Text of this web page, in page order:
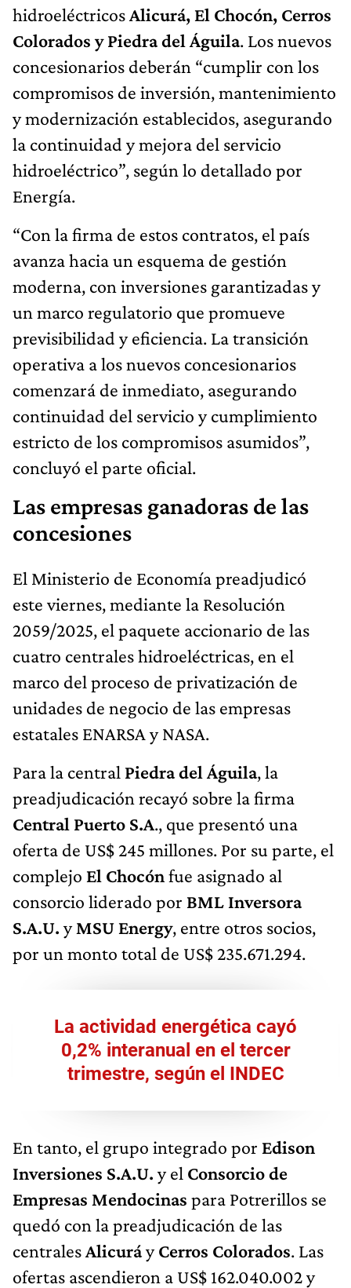
hidroeléctricosAlicurá, El Chocón, Cerros
Colorados y Piedra del Águila. Los nuevos
concesionarios deberán “cumplir con los
compromisos de inversión, mantenimiento
y modernización establecidos, asegurando
la continuidad y mejora del servicio
hidroeléctrico”, según lo detallado por
Energía.
“Con la firma de estos contratos, el país
avanza hacia un esquema de gestión
moderna, con inversiones garantizadas y
un marco regulatorio que promueve
previsibilidad y eficiencia. La transición
operativa a los nuevos concesionarios
comenzará de inmediato, asegurando
continuidad del servicio y cumplimiento
estricto de los compromisos asumidos”,
concluyó el parte oficial.
Las empresas ganadoras de las
concesiones
El Ministerio de Economía preadjudicó
este viernes, mediante la Resolución
2059/2025, el paquete accionario de las
cuatro centrales hidroeléctricas, en el
marco del proceso de privatización de
unidades de negocio de las empresas
estatales ENARSA y NASA.
Para la central Piedra del Águila, la
preadjudicación recayó sobre la firma
Central Puerto S.A., que presentó una
oferta de US$ 245 millones. Por su parte, el
complejo El Chocónfue asignado al
consorcio liderado por BML Inversora
S.A.U. yMSU Energy, entre otros socios,
por un monto total de US$ 235.671.294.
La actividad energética cayó
0,2% interanual en el tercer
trimestre, según el INDEC
En tanto, el grupo integrado por Edison
Inversiones S.A.U. y el Consorcio de
Empresas Mendocinas para Potrerillos se
quedó con la preadjudicación de las
centralesAlicuráyCerros Colorados. Las
ofertas ascendieron a US$ 162.040.002 y